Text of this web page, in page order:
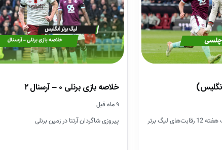
خلاصه بازی برنلی – چلسی در چارچوب هفته 12 رقابت‌های لیگ برتر
خلاصه بازی برنلی ۰ – آرسنال ۲
۹ ماه قبل
پیروزی شاگردان آرتتا در زمین برنلی